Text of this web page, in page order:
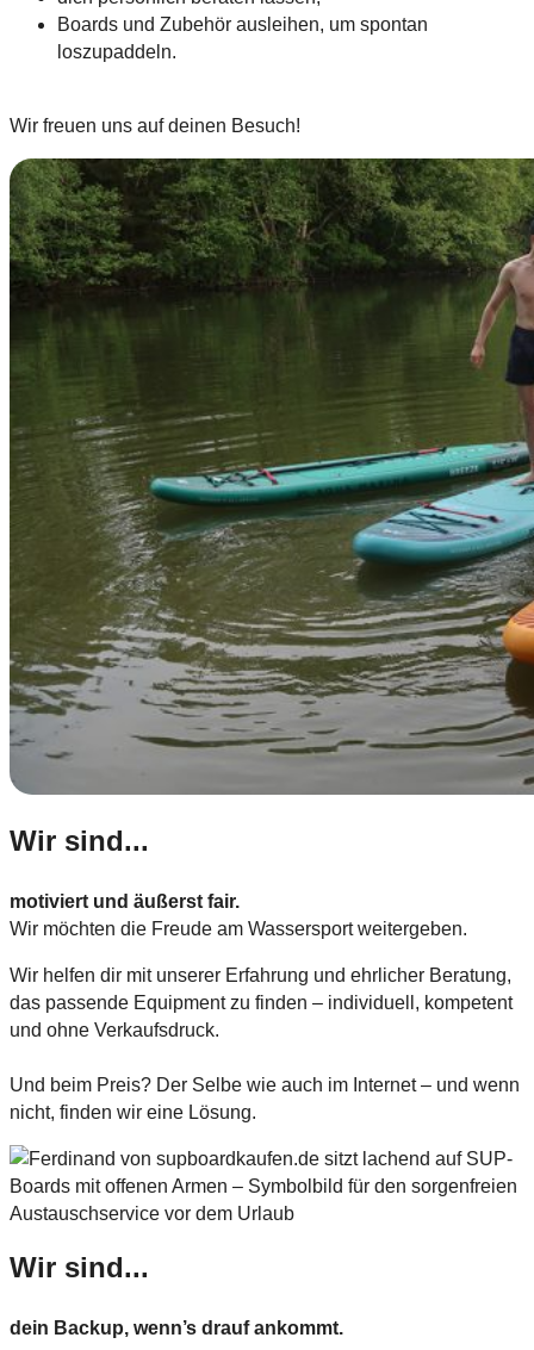
Boards und Zubehör ausleihen, um spontan
loszupaddeln.
Wir freuen uns auf deinen Besuch!
Wir sind...
motiviert und äußerst fair.
Wir möchten die Freude am Wassersport weitergeben.
Wir helfen dir mit unserer Erfahrung und ehrlicher Beratung,
das passende Equipment zu finden – individuell, kompetent
und ohne Verkaufsdruck.
Und beim Preis? Der Selbe wie auch im Internet – und wenn
nicht, finden wir eine Lösung.
Wir sind...
dein Backup, wenn’s drauf ankommt.